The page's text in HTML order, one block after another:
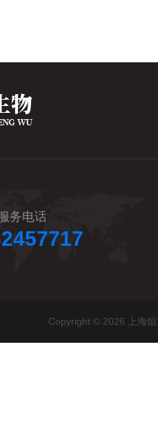
务电话
Copyright © 2026 上海